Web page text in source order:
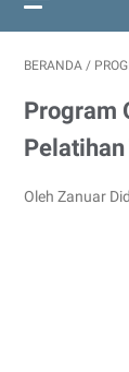
BERANDA /
Program
Pelatihan
Oleh Zanuar